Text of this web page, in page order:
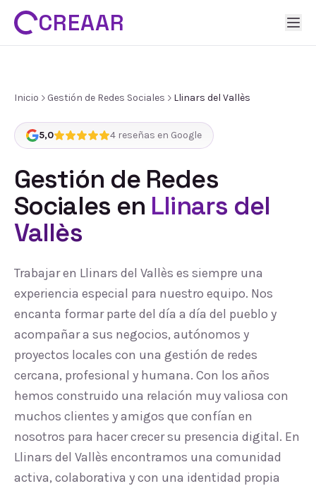
CREAAR
Inicio Gestión de Redes Sociales Llinars del Vallès
5,0 4 reseñas en Google
Gestión de Redes
Sociales en Llinars del
Vallès
Trabajar en Llinars del Vallès es siempre una
experiencia especial para nuestro equipo. Nos
encanta formar parte del día a día del pueblo y
acompañar a sus negocios, autónomos y
proyectos locales con una gestión de redes
cercana, profesional y humana. Con los años
hemos construido una relación muy valiosa con
muchos clientes y amigos que confían en
nosotros para hacer crecer su presencia digital. En
Llinars del Vallès encontramos una comunidad
activa, colaborativa y con una identidad propia